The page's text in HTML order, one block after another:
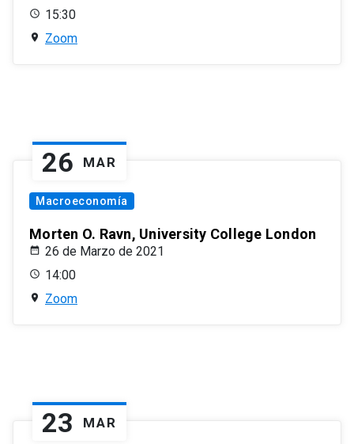
15:30
Zoom
26 MAR
Macroeconomía
Morten O. Ravn, University College London
26 de Marzo de 2021
14:00
Zoom
23 MAR